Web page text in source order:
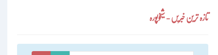
تازہ ترین خبریں - شیخوپورہ